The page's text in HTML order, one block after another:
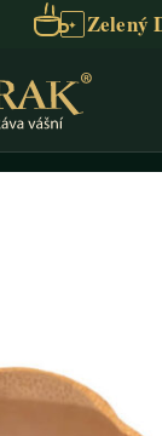
✦ Zelený